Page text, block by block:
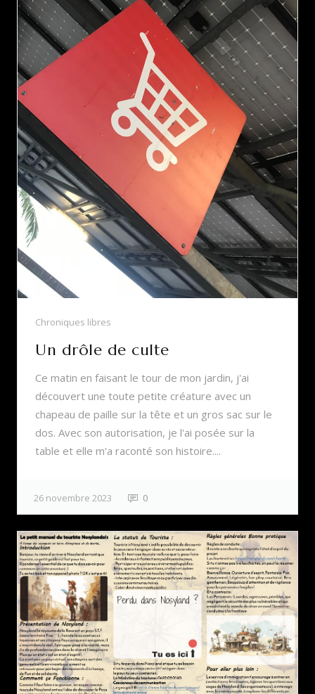
Chroniques libres
Un drôle de culte
Ce matin en faisant le tour de mon jardin, j'ai
découvert une toute petite créature avec un
chapeau de paille sur la tête et un gros sac sur le
dos. Avec son autorisation, je l'ai posée sur la
table et elle m'a raconté son histoire....
26 novembre 2023 0